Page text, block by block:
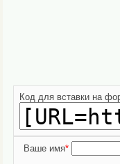
Код для вставки на
Ваше имя*